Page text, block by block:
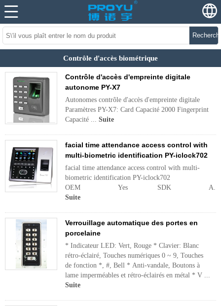
Contrôle d'accès biométrique
Contrôle d'accès d'empreinte digitale
autonome PY-X7
Autonomes contrôle d'accès d'empreinte digitale
Paramètres PY-X7: Card Capacité 2000 Fingerprint
Capacité ... Suite
facial time attendance access control with
multi-biometric identification PY-iclock702
facial time attendance access control with multi-
biometric identification PY-iclock702
OEM Yes SDK A...
Suite
Verrouillage automatique des portes en
porcelaine
* Indicateur LED: Vert, Rouge * Clavier: Blanc
rétro-éclairé, Touches numériques 0 ~ 9, Touches
de fonction *, #, Bell * Anti-vandale, Boutons à
lame imperméables et rétro-éclairés en métal * V ...
Suite